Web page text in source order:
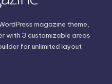
magazine theme,
with 3 customizable areas
for unlimited layout